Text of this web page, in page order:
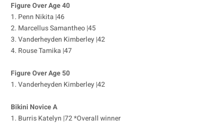
Figure Over Age 40
1. Penn Nikita |46
2. Marcellus Samantheo |45
3. Vanderheyden Kimberley |42
4. Rouse Tamika |47
Figure Over Age 50
1. Vanderheyden Kimberley |42
Bikini Novice A
1. Burris Katelyn |72 *Overall winner